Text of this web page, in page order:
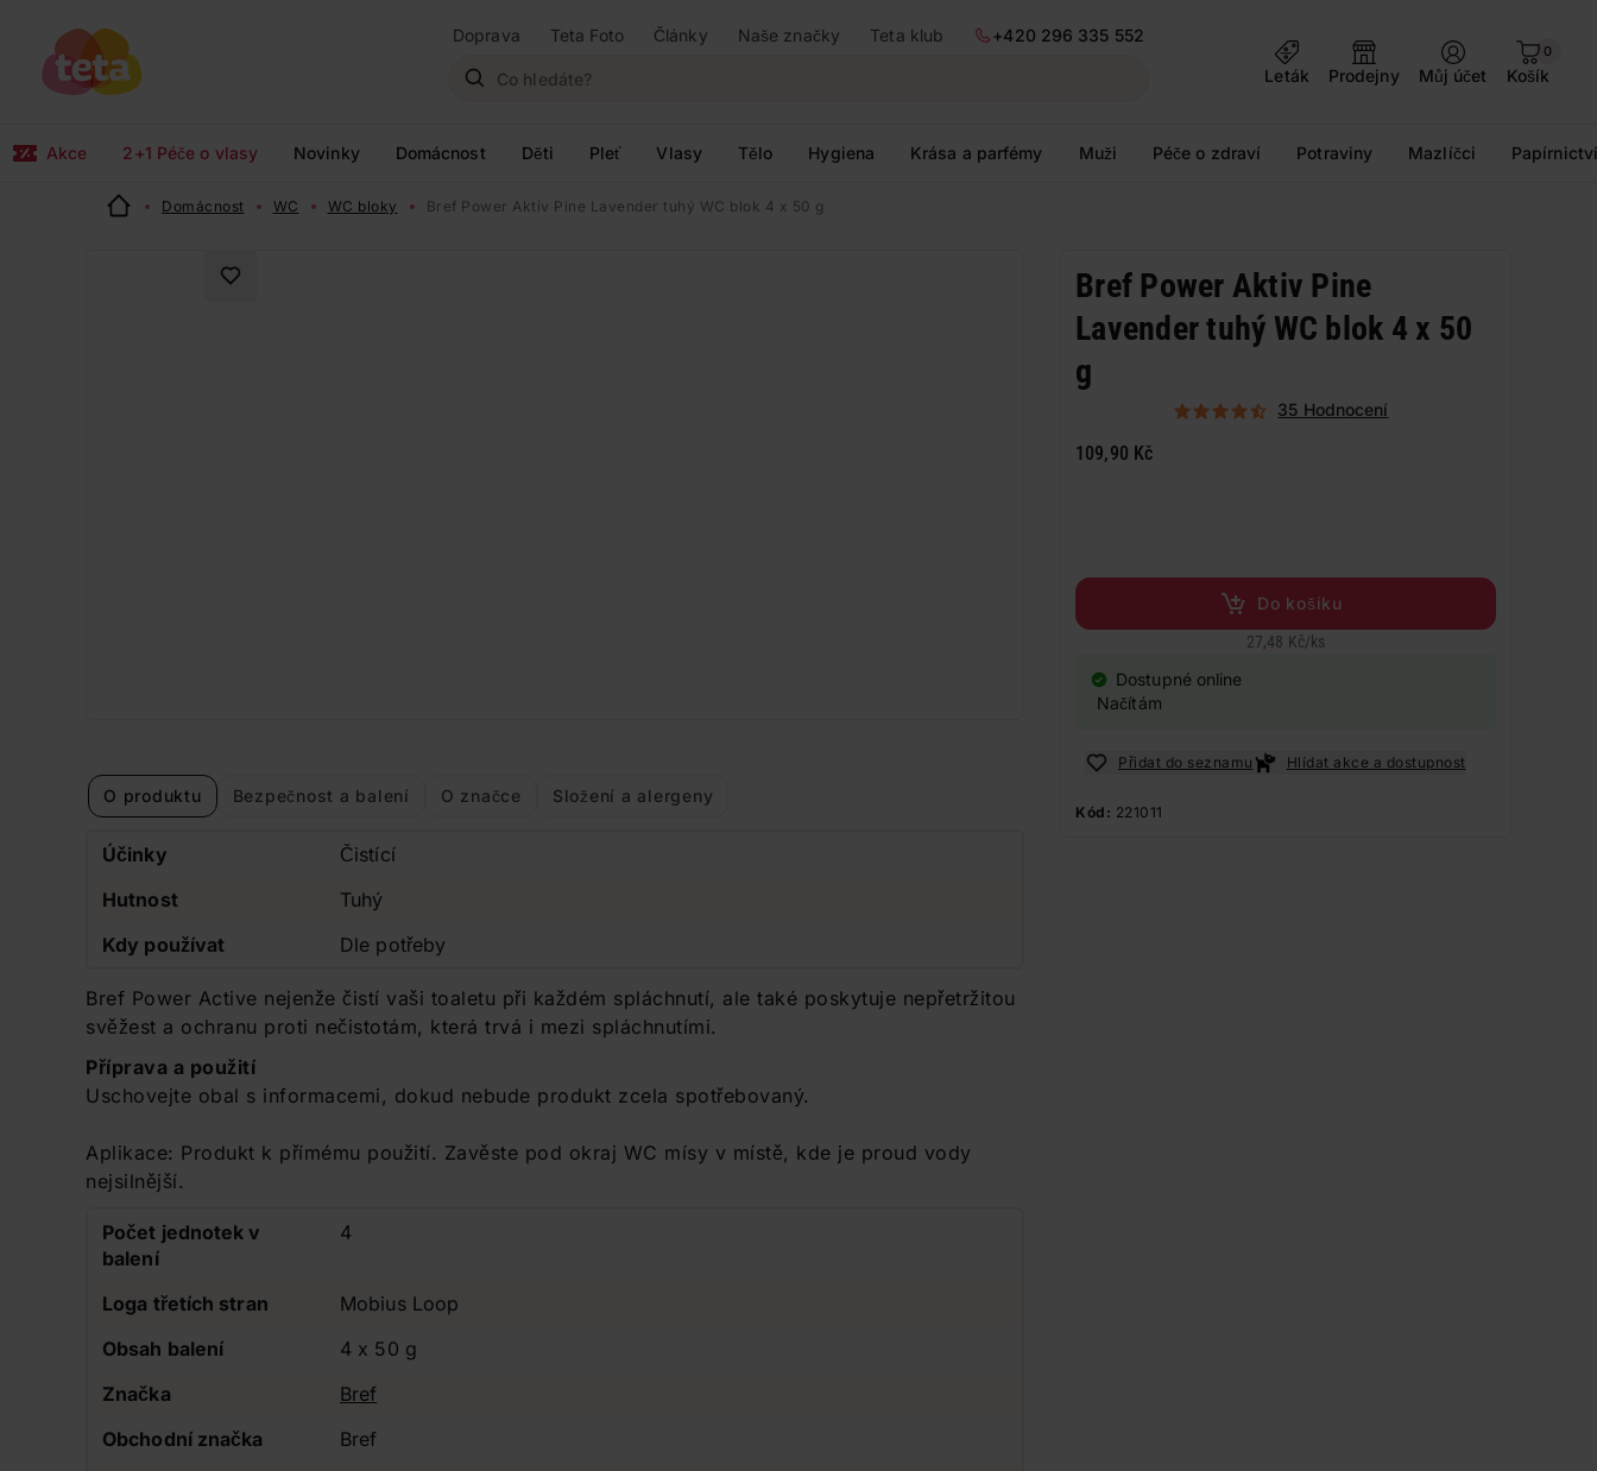
Doprava Teta Foto Články Naše značky Teta klub
+420 296 335 552
Leták
Prodejny Můj účet
0
Košík
Akce 2+1 Péče o vlasy Novinky Domácnost Děti Pleť Vlasy Tělo Hygiena Krása a parfémy Muži Péče o zdraví Potraviny Mazlíčci
Domácnost WC WC bloky Bref Power Aktiv Pine Lavender tuhý WC blok 4 x 50 g
O produktu Bezpečnost a balení O značce Složení a alergeny
Účinky
Čistící
Hutnost
Tuhý
Kdy používat
Dle potřeby
Bref Power Active nejenže čistí vaši toaletu při každém spláchnutí, ale také poskytuje nepřetržitou
svěžest a ochranu proti nečistotám, která trvá i mezi spláchnutími.
Příprava a použití
Uschovejte obal s informacemi, dokud nebude produkt zcela spotřebovaný.
Aplikace: Produkt k přímému použití. Zavěste pod okraj WC mísy v místě, kde je proud vody
nejsilnější.
Počet jednotek v
balení
4
Loga třetích stran
Mobius Loop
Obsah balení
4 x 50 g
Značka
Bref
Obchodní značka
Bref
Bref Power Aktiv Pine
Lavender tuhý WC blok 4 x 50
g
35 Hodnocení
109,90 Kč
Do košíku
27,48 Kč/ks
Dostupné online
Načítám
Přidat do seznamu Hlídat akce a dostupnost
Kód: 221011